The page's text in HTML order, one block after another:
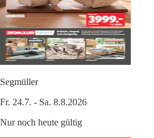
Segmüller
Fr. 24.7. - Sa. 8.8.2026
Nur noch heute gültig